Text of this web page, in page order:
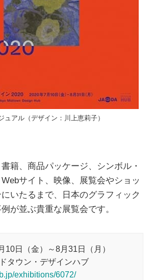
ュアル（デザイン：川上恵莉子）
籍、商品パッケージ、シンボル・
サイト、映像、展覧会やショッ
いたるまで、日本のグラフィック
が並ぶ貴重な展覧会です。
10日（金）～8月31日（月）
タウン・デザインハブ
exhibitions/6072/